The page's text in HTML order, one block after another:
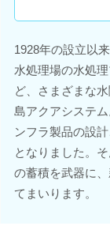
1928年の設立以
水処理場の水処
ど、さまざまな
島アクアシステ
ンフラ製品の設
となりました。
の蓄積を武器に
てまいります。